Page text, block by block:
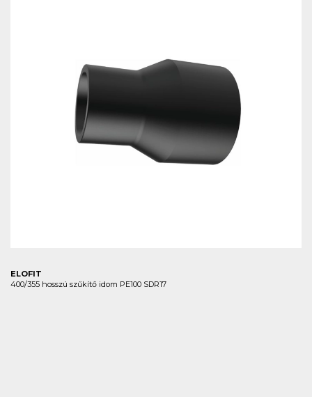
ELOFIT
400/355 hosszú szűkítő idom PE100 SDR17